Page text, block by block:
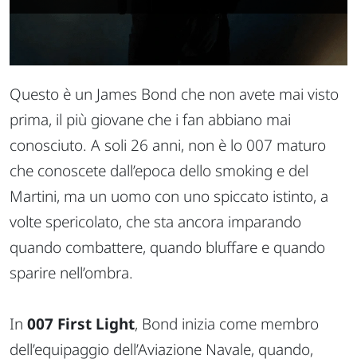
Questo è un James Bond che non avete mai visto
prima, il più giovane che i fan abbiano mai
conosciuto. A soli 26 anni, non è lo 007 maturo
che conoscete dall’epoca dello smoking e del
Martini, ma un uomo con uno spiccato istinto, a
volte spericolato, che sta ancora imparando
quando combattere, quando bluffare e quando
sparire nell’ombra.
In 007 First Light, Bond inizia come membro
dell’equipaggio dell’Aviazione Navale, quando,